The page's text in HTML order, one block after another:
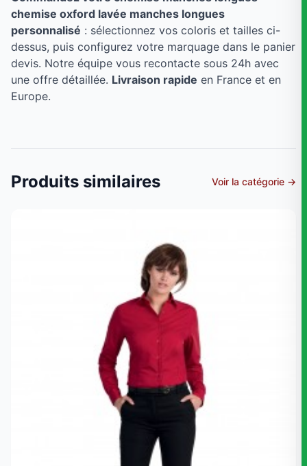
chemise oxford lavée manches longues
personnalisé : sélectionnez vos coloris et tailles ci-
dessus, puis configurez votre marquage dans le panier
devis. Notre équipe vous recontacte sous 24h avec
une offre détaillée. Livraison rapide en France et en
Europe.
Produits similaires Voir la catégorie →